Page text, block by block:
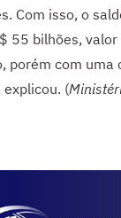
Com isso, o
55 bilhões,
porém com uma
(